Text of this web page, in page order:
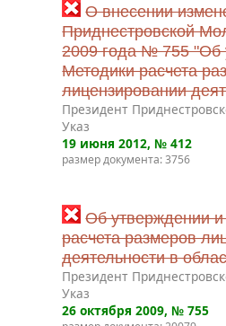
О внесении
Приднестровской
2009 года № 755 "Об
Методики расчета
лицензировании
Президент
Указ
19 июня 2012, № 412
размер документа: 3756
Об утверждении
расчета размеров
деятельности в
Президент
Указ
26 октября 2009, № 755